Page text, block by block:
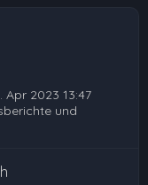
Apr 2023 13:47
und